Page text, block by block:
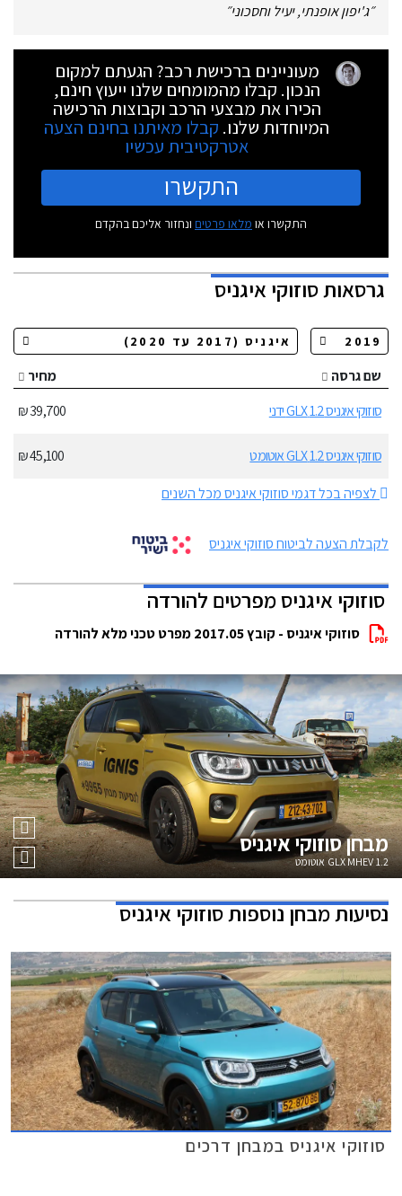
״ג'יפון אופנתי, יעיל וחסכוני״
מעוניינים ברכישת רכב? הגעתם למקום
הנכון. קבלו מהמומחים שלנו ייעוץ חינם,
הכירו את מבצעי הרכב וקבוצות הרכישה
המיוחדות שלנו. קבלו מאיתנו בחינם הצעה
אטרקטיבית עכשיו
התקשרו
התקשרו או מלאו פרטים ונחזור אליכם בהקדם
גרסאותסוזוקי איגניס
שם גרסה
מחיר
סוזוקי איגניס 1.2 GLX ידני
39,700 ₪
סוזוקי איגניס 1.2 GLX אוטומט
45,100 ₪
לצפיה בכל דגמי סוזוקי איגניס מכל השנים
לקבלת הצעה לביטוח סוזוקי איגניס
סוזוקי איגניס מפרטים להורדה
סוזוקי איגניס - קובץ 2017.05 מפרט טכני מלא להורדה
מבחןסוזוקי איגניס
1.2 GLX MHEV אוטומט
נסיעות מבחן נוספותסוזוקי איגניס
סוזוקי איגניס במבחן דרכים